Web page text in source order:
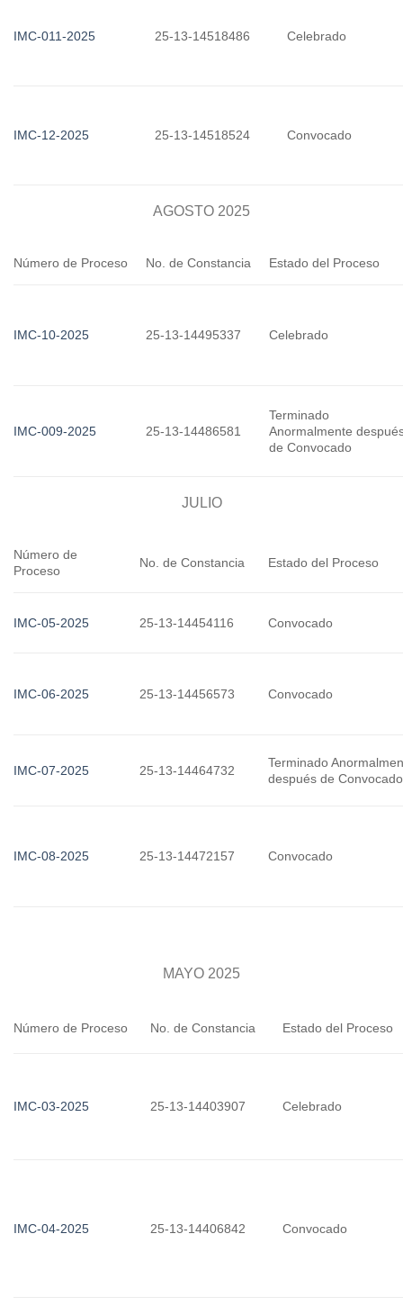
IMC-011-2025 25-13-14518486 Celebrado
IMC-12-2025 25-13-14518524 Convocado
AGOSTO 2025
Número de Proceso No. de Constancia Estado del Proceso
IMC-10-2025 25-13-14495337 Celebrado
IMC-009-2025 25-13-14486581
Terminado
Anormalmente
de Convocado
JULIO
Número de
Proceso
No. de Constancia Estado del Proceso
IMC-05-2025 25-13-14454116 Convocado
IMC-06-2025 25-13-14456573 Convocado
IMC-07-2025 25-13-14464732
Terminado
después de Convocado
IMC-08-2025 25-13-14472157 Convocado
MAYO 2025
Número de Proceso No. de Constancia Estado del Proceso
IMC-03-2025 25-13-14403907 Celebrado
IMC-04-2025 25-13-14406842 Convocado